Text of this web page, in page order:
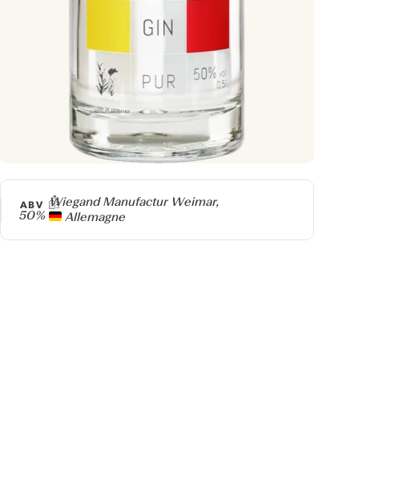
Producteur
Wiegand Manufactur Weimar,
Allemagne
ABV
50%